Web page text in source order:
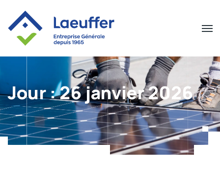
Jour :26 janvier 2026